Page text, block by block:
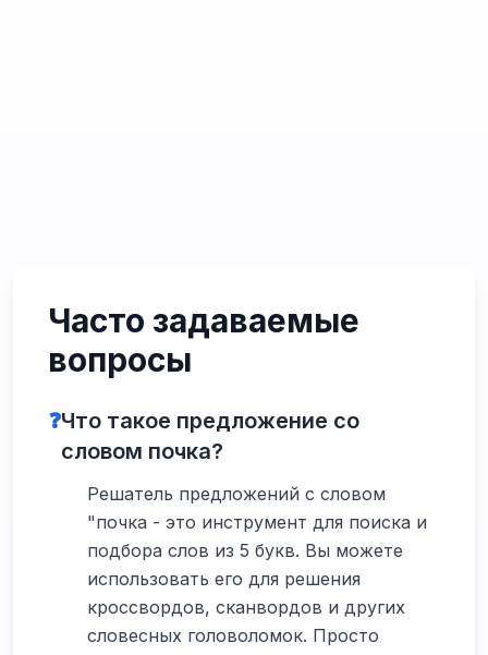
Часто задаваемые
вопросы
❓Что такое предложение со
словом почка?
Решатель предложений с словом
"почка - это инструмент для поиска и
подбора слов из 5 букв. Вы можете
использовать его для решения
кроссвордов, сканвордов и других
словесных головоломок. Просто